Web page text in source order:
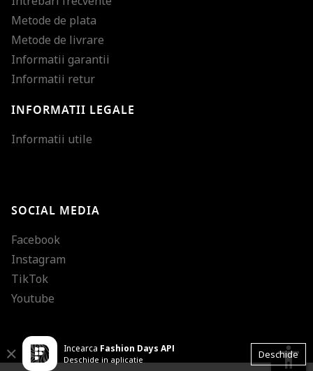
Metode de plata
Metode de livrare
Informatii garantii
Informatii retur
INFORMATII LEGALE
Informatii utile
SOCIAL MEDIA
Facebook
Instagram
TikTok
Youtube
Incearca Fashion Days APP
Deschide in aplicatie Deschide
Close accessibility
Cursor mare